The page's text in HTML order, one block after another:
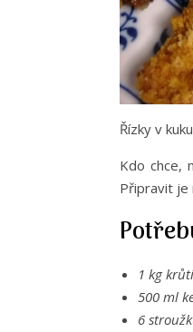
Řízky v
Kdo chce,
Připravit je
1 kg
500 ml
6